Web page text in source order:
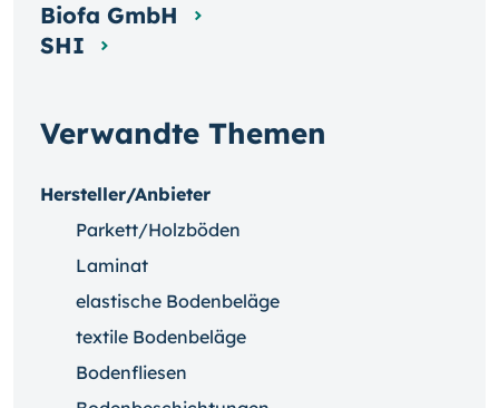
Verwandte Themen
Hersteller/Anbieter
Parkett/Holzböden
Laminat
elastische Bodenbeläge
textile Bodenbeläge
Bodenfliesen
Biofa GmbH
SHI